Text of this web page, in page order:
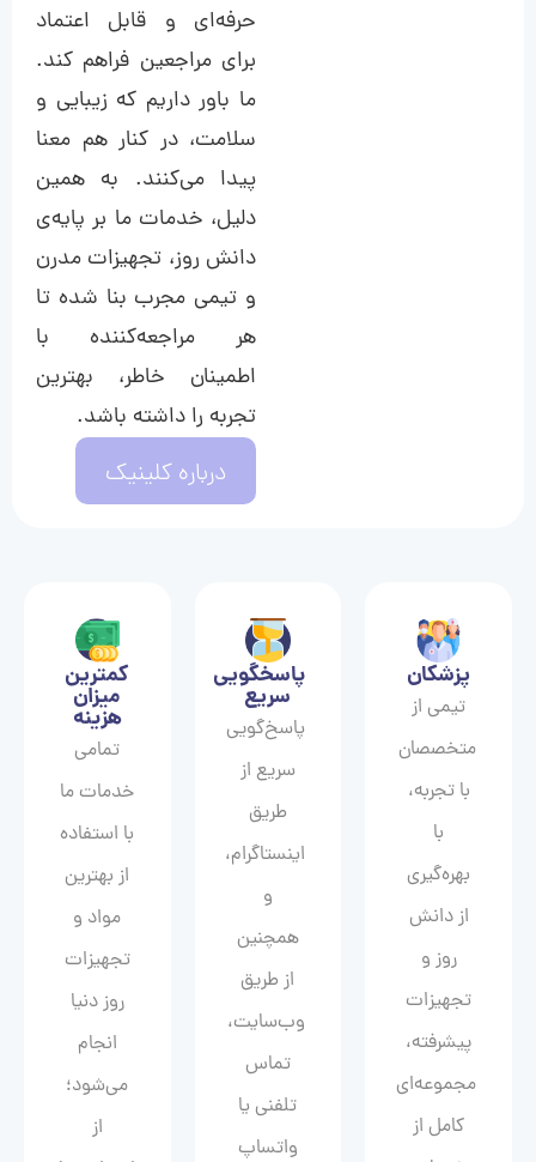
حرفه‌ای و قابل اعتماد
برای مراجعین فراهم کند.
ما باور داریم که زیبایی و
سلامت، در کنار هم معنا
پیدا می‌کنند. به همین
دلیل، خدمات ما بر پایه‌ی
دانش روز، تجهیزات مدرن
و تیمی مجرب بنا شده تا
هر مراجعه‌کننده با
اطمینان خاطر، بهترین
تجربه را داشته باشد.
درباره کلینیک
پزشکان
تیمی از
متخصصان
با تجربه،
با
بهره‌گیری
از دانش
روز و
تجهیزات
پیشرفته،
مجموعه‌ای
کامل از
پاسخگویی
سریع
پاسخ‌گویی
سریع از
طریق
اینستاگرام،
و
همچنین
از طریق
وب‌سایت،
تماس
تلفنی یا
واتساپ
کمترین
میزان
هزینه
تمامی
خدمات ما
با استفاده
از بهترین
مواد و
تجهیزات
روز دنیا
انجام
می‌شود؛
از